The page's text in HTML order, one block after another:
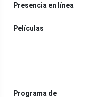
Presencia en línea
Películas
Programa de